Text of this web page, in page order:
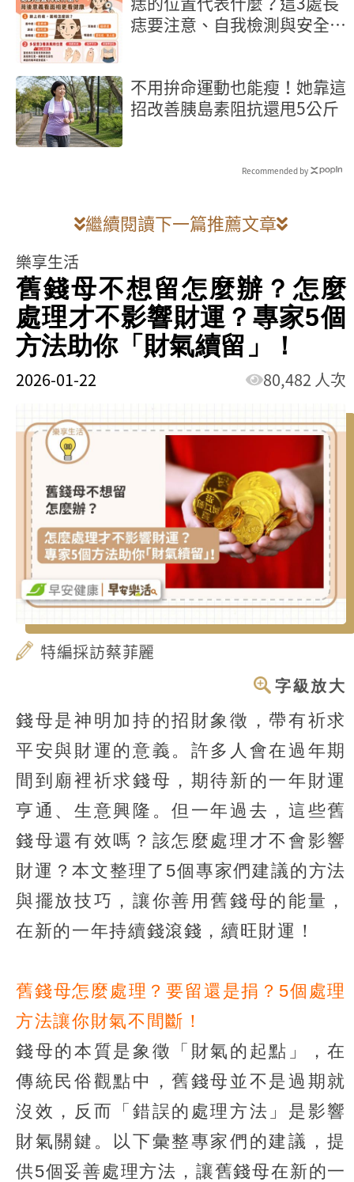
痣要注意、自我檢測與安全除
不用拚命運動也能瘦！她靠這
招改善胰島素阻抗還甩5公斤
Recommended by
繼續閱讀下一篇推薦文章
樂享生活
舊錢母不想留怎麼辦？怎麼
處理才不影響財運？專家5個
方法助你「財氣續留」！
2026-01-22 80,482 人次
特編採訪蔡菲麗
字級放大
錢母是神明加持的招財象徵，帶有祈求
平安與財運的意義。許多人會在過年期
間到廟裡祈求錢母，期待新的一年財運
亨通、生意興隆。但一年過去，這些舊
錢母還有效嗎？該怎麼處理才不會影響
財運？本文整理了5個專家們建議的方法
與擺放技巧，讓你善用舊錢母的能量，
在新的一年持續錢滾錢，續旺財運！
舊錢母怎麼處理？要留還是捐？5個處理
方法讓你財氣不間斷！
錢母的本質是象徵「財氣的起點」，在
傳統民俗觀點中，舊錢母並不是過期就
沒效，反而「錯誤的處理方法」是影響
財氣關鍵。以下彙整專家們的建議，提
供5個妥善處理方法，讓舊錢母在新的一